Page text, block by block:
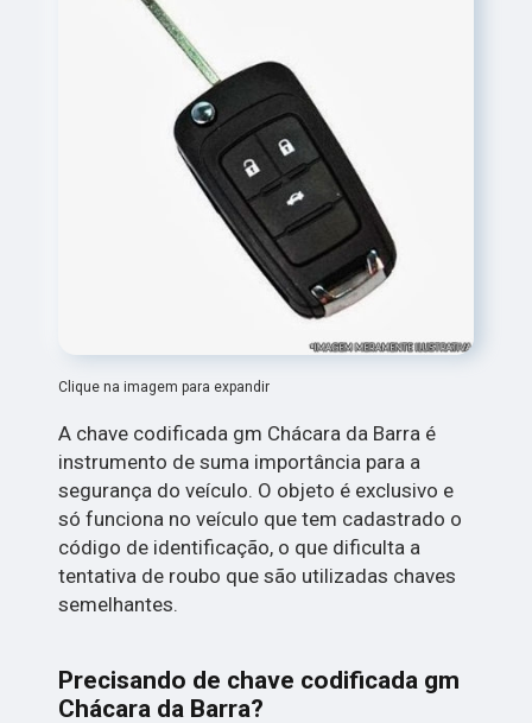
Clique na imagem para expandir
A chave codificada gm Chácara da Barra é
instrumento de suma importância para a
segurança do veículo. O objeto é exclusivo e
só funciona no veículo que tem cadastrado o
código de identificação, o que dificulta a
tentativa de roubo que são utilizadas chaves
semelhantes.
Precisando de chave codificada gm
Chácara da Barra?